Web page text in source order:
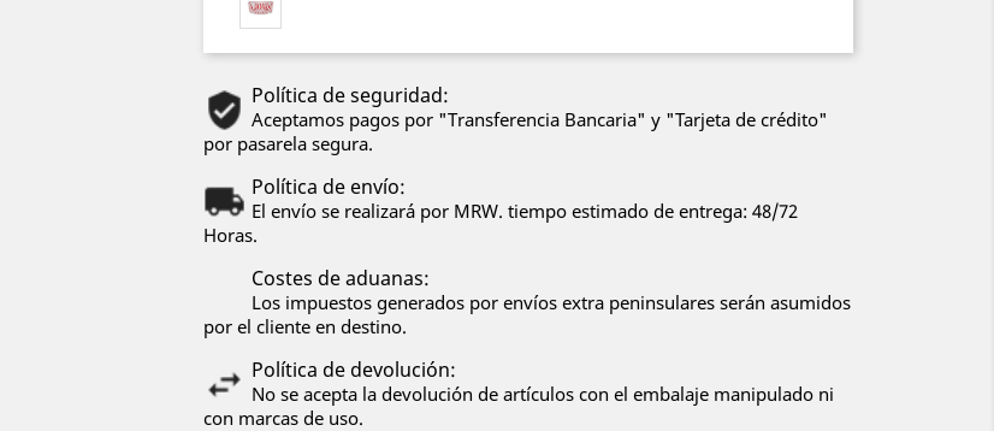
Política de seguridad:
Aceptamos pagos por "Transferencia Bancaria" y "Tarjeta de crédito"
por pasarela segura.
Política de envío:
El envío se realizará por MRW. tiempo estimado de entrega: 48/72
Horas.
Costes de aduanas:
Los impuestos generados por envíos extra peninsulares serán asumidos
por el cliente en destino.
Política de devolución:
No se acepta la devolución de artículos con el embalaje manipulado ni
con marcas de uso.